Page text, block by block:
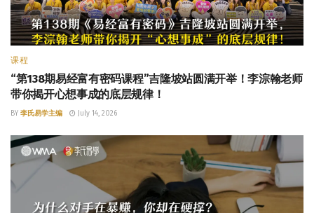
课程
“第138期易经富有密码课程”吉隆坡站圆满开举！李淙翰老师
带你揭开心想事成的底层规律！
BY 李氏易学主编 July 14, 2026